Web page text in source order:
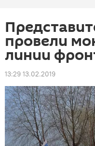
провели
линии
13:29 13.02.2019